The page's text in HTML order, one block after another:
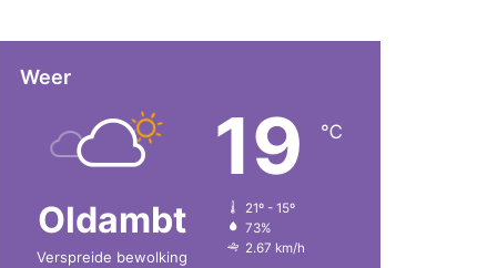
Weer
Oldambt
Verspreide bewolking
19 ℃
21º - 15º
73%
2.67 km/h